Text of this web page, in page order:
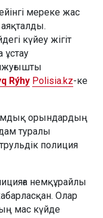
мереке жас
күйеу жігіт
ұстау
Rýhy Polisia.kz-ке
орындардың
туралы
полиция
немқұрайлы
Олар
мас күйде